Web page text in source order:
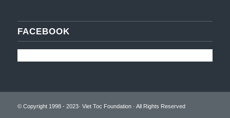
FACEBOOK
© Copyright 1998 - 2023· Viet Toc Foundation · All Rights Reserved